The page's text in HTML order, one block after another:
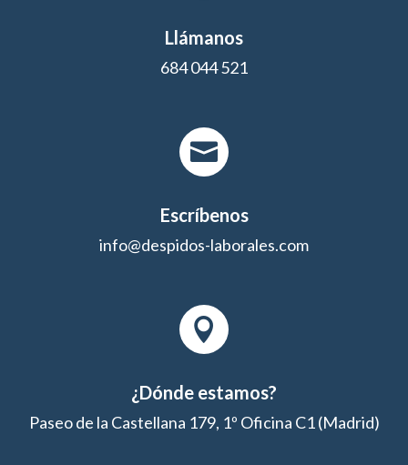
Llámanos
684 044 521

Escríbenos
info@despidos-laborales.com

¿Dónde estamos?
Paseo de la Castellana 179, 1º Oficina C1 (Madrid)